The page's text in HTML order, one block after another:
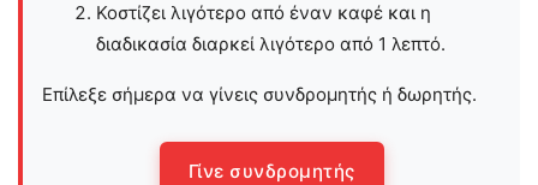
Κοστίζει λιγότερο από έναν καφέ και η
διαδικασία διαρκεί λιγότερο από 1 λεπτό.
Επίλεξε σήμερα να γίνεις συνδρομητής ή δωρητής.
Γίνε συνδρομητής